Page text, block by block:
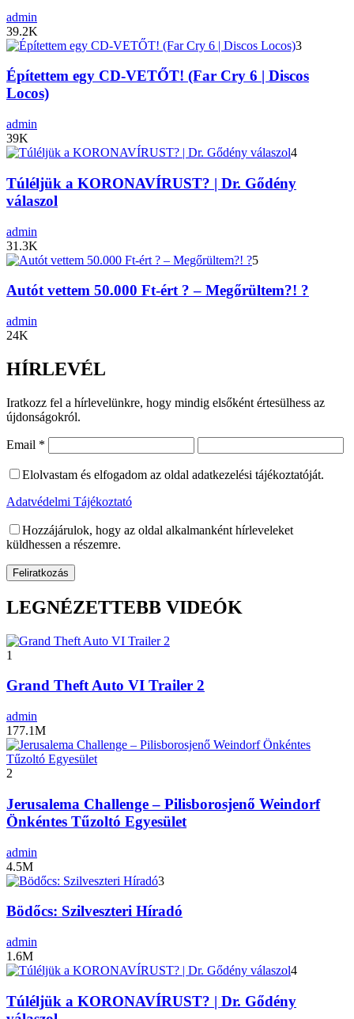
admin
39.2K
3
Építettem egy CD-VETŐT! (Far Cry 6 | Discos
Locos)
admin
39K
4
Túléljük a KORONAVÍRUST? | Dr. Gődény
válaszol
admin
31.3K
5
Autót vettem 50.000 Ft-ért ? – Megőrültem?! ?
admin
24K
HÍRLEVÉL
Iratkozz fel a hírlevelünkre, hogy mindig elsőként értesülhess az
újdonságokról.
Email *
Elolvastam és elfogadom az oldal adatkezelési tájékoztatóját.
Adatvédelmi Tájékoztató
Hozzájárulok, hogy az oldal alkalmanként hírleveleket
küldhessen a részemre.
LEGNÉZETTEBB VIDEÓK
1
Grand Theft Auto VI Trailer 2
admin
177.1M
2
Jerusalema Challenge – Pilisborosjenő Weindorf
Önkéntes Tűzoltó Egyesület
admin
4.5M
3
Bödőcs: Szilveszteri Híradó
admin
1.6M
4
Túléljük a KORONAVÍRUST? | Dr. Gődény